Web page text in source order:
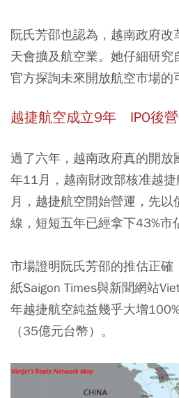
阮氏芳邵也認為，越南政府改
天會擴及航空業。她仔細研
官方探詢未來開放航空市場的
越捷航空成立9年 IPO後
過了六年，越南政府真的開
年11月，越南財政部核准越
月，越捷航空開始營運，先
線， 短短五年已經拿下43%市
市場證明阮氏芳邵的推估正
紙Saigon Times與新聞網站
年越捷航空純益幾乎大增
（35億元台幣）。